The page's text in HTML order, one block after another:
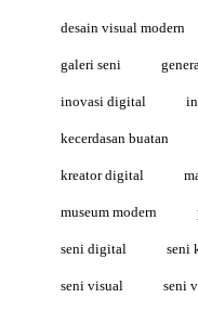
desain visual modern
galeri seni
inovasi digital
kecerdasan buatan
kreator digital
museum modern
seni digital seni
seni visual seni